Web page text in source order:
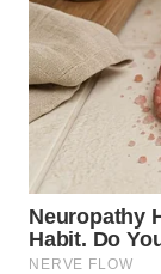
WN
NIAS
WN
LANGKAT
WN
TAPANULI
SELATAN